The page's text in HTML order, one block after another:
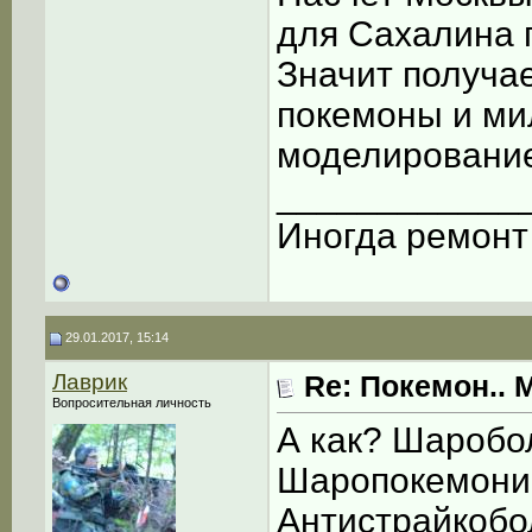
для Сахалина
Значит
покемоны и
Иногда
29.01.2017, 15:14
Лаврик
Вопросительная личность Re: Покемон..
А как?